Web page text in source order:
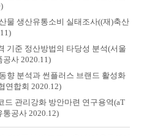
물 생산유통소비 실태조사((재)축산
기준 정산방법의 타당성 분석(서울
사 2020.11)
향 분석과 썬플러스 브랜드 활성화
연합회 2020.12)
드 관리강화 방안마련 연구용역(aT
공사 2020.12)